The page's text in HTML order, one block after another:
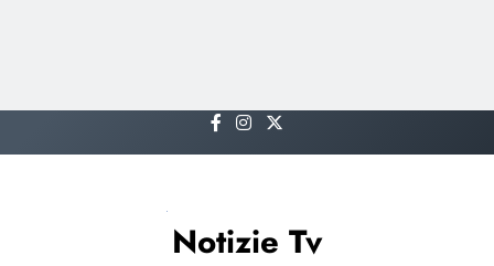
to
Notizie Tv